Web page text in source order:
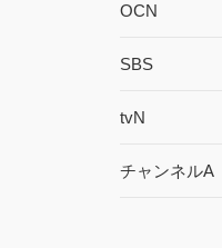
OCN
SBS
tvN
チャンネルA